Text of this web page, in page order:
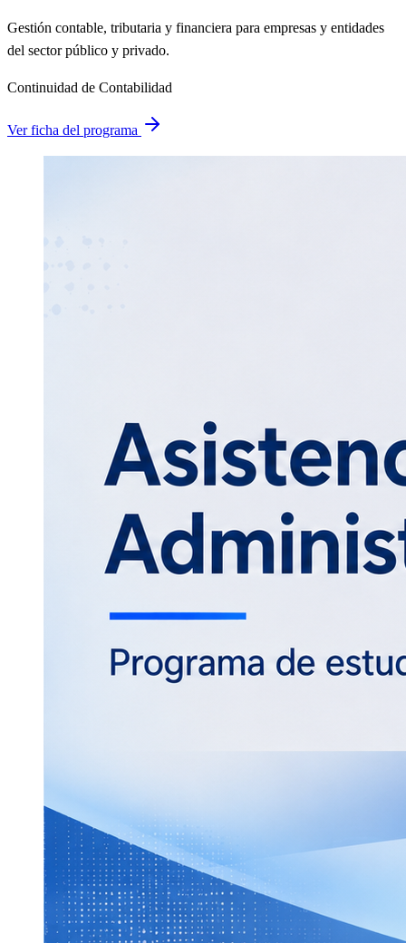
Gestión contable, tributaria y financiera para empresas y entidades
del sector público y privado.
Continuidad de Contabilidad
Ver ficha del programa